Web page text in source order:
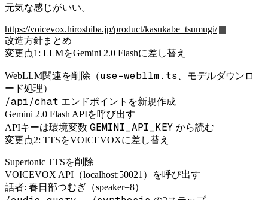
元気な感じがいい。
https://voicevox.hiroshiba.jp/product/kasukabe_tsumugi/
改造方針まとめ
変更点1: LLMをGemini 2.0 Flashに差し替え
WebLLM関連を削除（use-webllm.ts
、モデルダウンロ
ード処理）
/api/chat エンドポイントを新規作成
Gemini 2.0 Flash APIを呼び出す
APIキーは環境変数 GEMINI_API_KEY から読む
変更点2: TTSをVOICEVOXに差し替え
Supertonic TTSを削除
VOICEVOX API（localhost:50021）を呼び出す
話者: 春日部つむぎ（speaker=8）